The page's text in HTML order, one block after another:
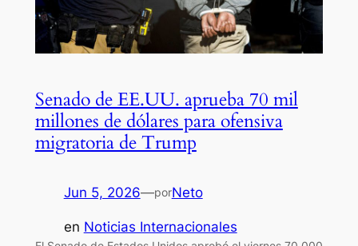
Senado de EE.UU. aprueba 70 mil
millones de dólares para ofensiva
migratoria de Trump
Jun 5, 2026—porNeto
en Noticias Internacionales